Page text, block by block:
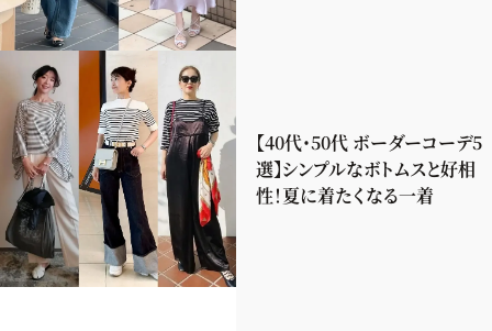
【40代・50代 ボーダーコーデ5
選】シンプルなボトムスと好相
性！夏に着たくなる一着